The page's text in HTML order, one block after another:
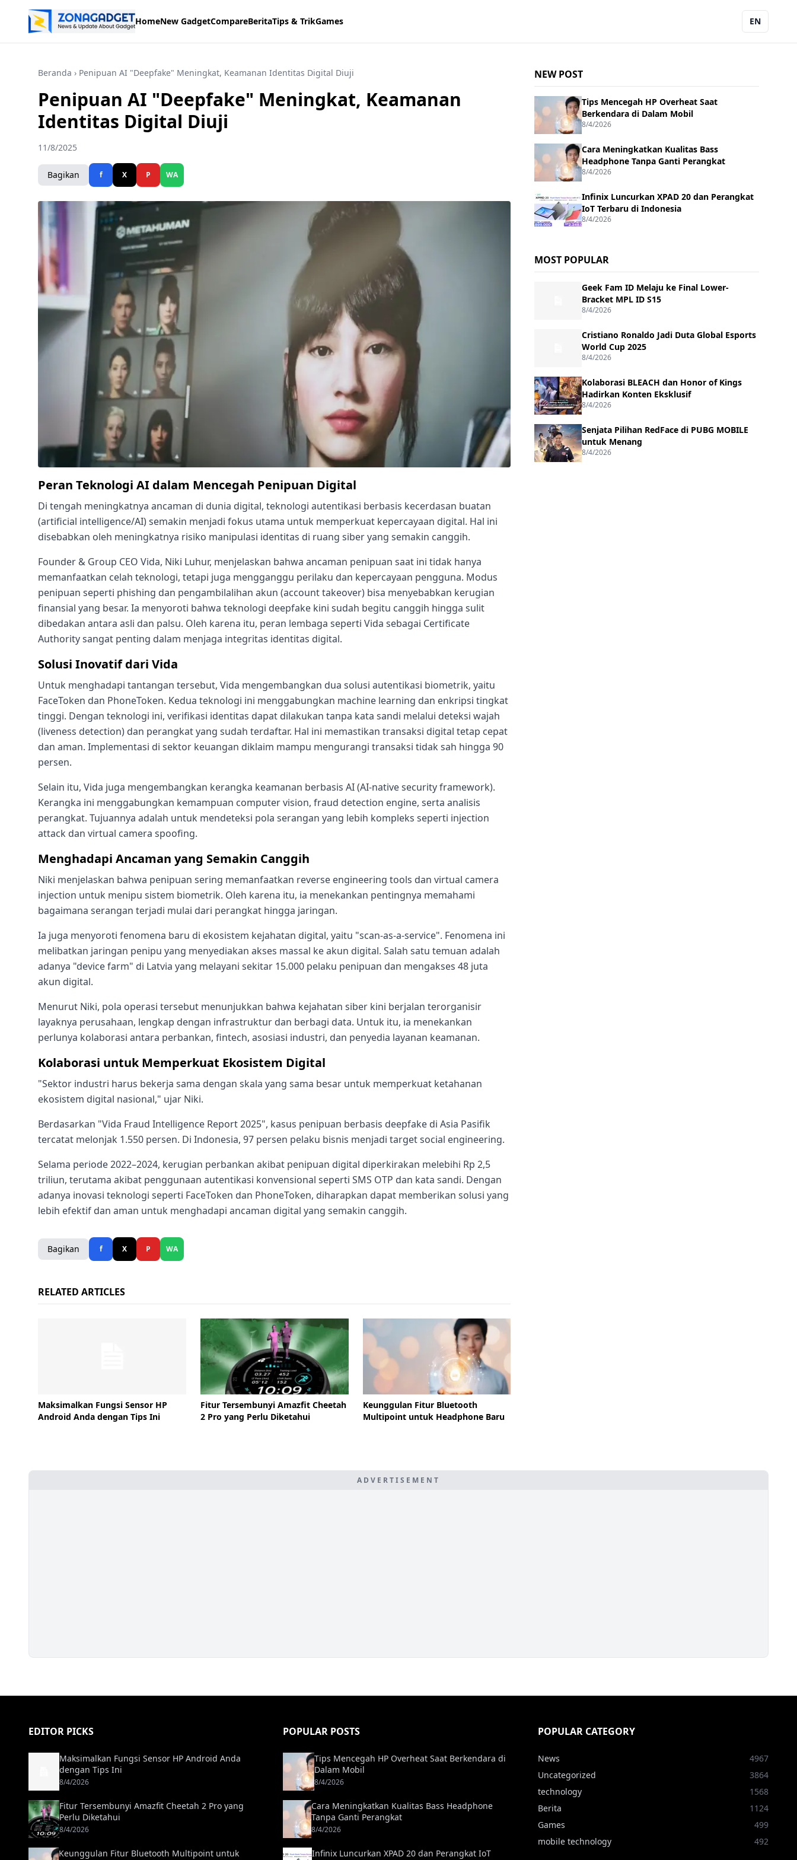
HomeNew GadgetCompareBeritaTips & TrikGames EN
Beranda › Penipuan AI "Deepfake" Meningkat, Keamanan Identitas Digital Diuji
Penipuan AI "Deepfake" Meningkat, Keamanan
Identitas Digital Diuji
11/8/2025
Bagikan f X P WA
Peran Teknologi AI dalam Mencegah Penipuan Digital
Di tengah meningkatnya ancaman di dunia digital, teknologi autentikasi berbasis kecerdasan buatan
(artificial intelligence/AI) semakin menjadi fokus utama untuk memperkuat kepercayaan digital. Hal ini
disebabkan oleh meningkatnya risiko manipulasi identitas di ruang siber yang semakin canggih.
Founder & Group CEO Vida, Niki Luhur, menjelaskan bahwa ancaman penipuan saat ini tidak hanya
memanfaatkan celah teknologi, tetapi juga mengganggu perilaku dan kepercayaan pengguna. Modus
penipuan seperti phishing dan pengambilalihan akun (account takeover) bisa menyebabkan kerugian
finansial yang besar. Ia menyoroti bahwa teknologi deepfake kini sudah begitu canggih hingga sulit
dibedakan antara asli dan palsu. Oleh karena itu, peran lembaga seperti Vida sebagai Certificate
Authority sangat penting dalam menjaga integritas identitas digital.
Solusi Inovatif dari Vida
Untuk menghadapi tantangan tersebut, Vida mengembangkan dua solusi autentikasi biometrik, yaitu
FaceToken dan PhoneToken. Kedua teknologi ini menggabungkan machine learning dan enkripsi tingkat
tinggi. Dengan teknologi ini, verifikasi identitas dapat dilakukan tanpa kata sandi melalui deteksi wajah
(liveness detection) dan perangkat yang sudah terdaftar. Hal ini memastikan transaksi digital tetap cepat
dan aman. Implementasi di sektor keuangan diklaim mampu mengurangi transaksi tidak sah hingga 90
persen.
Selain itu, Vida juga mengembangkan kerangka keamanan berbasis AI (AI-native security framework).
Kerangka ini menggabungkan kemampuan computer vision, fraud detection engine, serta analisis
perangkat. Tujuannya adalah untuk mendeteksi pola serangan yang lebih kompleks seperti injection
attack dan virtual camera spoofing.
Menghadapi Ancaman yang Semakin Canggih
Niki menjelaskan bahwa penipuan sering memanfaatkan reverse engineering tools dan virtual camera
injection untuk menipu sistem biometrik. Oleh karena itu, ia menekankan pentingnya memahami
bagaimana serangan terjadi mulai dari perangkat hingga jaringan.
Ia juga menyoroti fenomena baru di ekosistem kejahatan digital, yaitu "scan-as-a-service". Fenomena ini
melibatkan jaringan penipu yang menyediakan akses massal ke akun digital. Salah satu temuan adalah
adanya "device farm" di Latvia yang melayani sekitar 15.000 pelaku penipuan dan mengakses 48 juta
akun digital.
Menurut Niki, pola operasi tersebut menunjukkan bahwa kejahatan siber kini berjalan terorganisir
layaknya perusahaan, lengkap dengan infrastruktur dan berbagi data. Untuk itu, ia menekankan
perlunya kolaborasi antara perbankan, fintech, asosiasi industri, dan penyedia layanan keamanan.
Kolaborasi untuk Memperkuat Ekosistem Digital
"Sektor industri harus bekerja sama dengan skala yang sama besar untuk memperkuat ketahanan
ekosistem digital nasional," ujar Niki.
Berdasarkan "Vida Fraud Intelligence Report 2025", kasus penipuan berbasis deepfake di Asia Pasifik
tercatat melonjak 1.550 persen. Di Indonesia, 97 persen pelaku bisnis menjadi target social engineering.
Selama periode 2022–2024, kerugian perbankan akibat penipuan digital diperkirakan melebihi Rp 2,5
triliun, terutama akibat penggunaan autentikasi konvensional seperti SMS OTP dan kata sandi. Dengan
adanya inovasi teknologi seperti FaceToken dan PhoneToken, diharapkan dapat memberikan solusi yang
lebih efektif dan aman untuk menghadapi ancaman digital yang semakin canggih.
Bagikan f X P WA
RELATED ARTICLES
Maksimalkan Fungsi Sensor HP
Android Anda dengan Tips Ini
Fitur Tersembunyi Amazfit Cheetah
2 Pro yang Perlu Diketahui
Keunggulan Fitur Bluetooth
Multipoint untuk Headphone Baru
NEW POST
Tips Mencegah HP Overheat Saat
Berkendara di Dalam Mobil
8/4/2026
Cara Meningkatkan Kualitas Bass
Headphone Tanpa Ganti Perangkat
8/4/2026
Infinix Luncurkan XPAD 20 dan Perangkat
IoT Terbaru di Indonesia
8/4/2026
MOST POPULAR
Geek Fam ID Melaju ke Final Lower-
Bracket MPL ID S15
8/4/2026
Cristiano Ronaldo Jadi Duta Global Esports
World Cup 2025
8/4/2026
Kolaborasi BLEACH dan Honor of Kings
Hadirkan Konten Eksklusif
8/4/2026
Senjata Pilihan RedFace di PUBG MOBILE
untuk Menang
8/4/2026
ADVERTISEMENT
EDITOR PICKS
Maksimalkan Fungsi Sensor HP Android Anda
dengan Tips Ini
8/4/2026
Fitur Tersembunyi Amazfit Cheetah 2 Pro yang
Perlu Diketahui
8/4/2026
Keunggulan Fitur Bluetooth Multipoint untuk
POPULAR POSTS
Tips Mencegah HP Overheat Saat Berkendara di
Dalam Mobil
8/4/2026
Cara Meningkatkan Kualitas Bass Headphone
Tanpa Ganti Perangkat
8/4/2026
Infinix Luncurkan XPAD 20 dan Perangkat IoT
POPULAR CATEGORY
News
4967
Uncategorized
3864
technology
1568
Berita
1124
Games
499
mobile technology
492